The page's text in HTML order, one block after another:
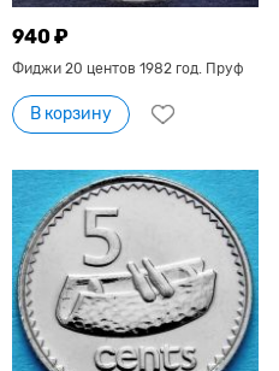
940 ₽
Фиджи 20 центов 1982 год. Пруф
В корзину